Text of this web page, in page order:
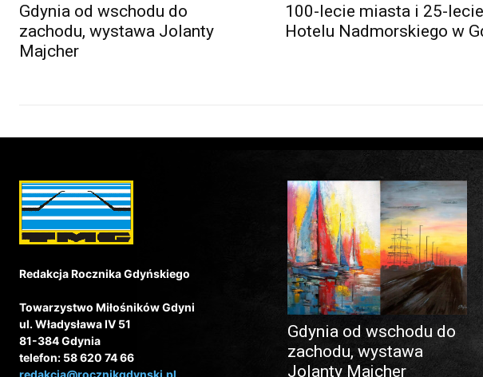
Gdynia od wschodu do
zachodu, wystawa Jolanty
Majcher
100-lecie miasta i 25-lecie
Hotelu Nadmorskiego w
Redakcja Rocznika Gdyńskiego
Towarzystwo Miłośników Gdyni
ul. Władysława IV 51
81-384 Gdynia
telefon: 58 620 74 66
redakcja@rocznikgdynski.pl
Gdynia od wschodu do
zachodu, wystawa
Jolanty Majcher